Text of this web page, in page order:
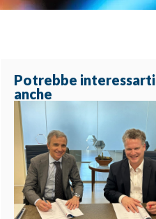
Potrebbe interessarti
anche